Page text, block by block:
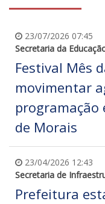
23/07/2026 07:45
Secretaria da
Festival Mês
movimentar
programação
de Morais
23/04/2026 12:43
Secretaria de
Prefeitura